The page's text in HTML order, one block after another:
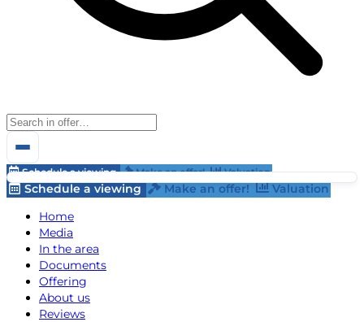
Schedule a viewing Make an offer! Valuation
Schedule a viewing Make an offer!
Valuation
Home
Media
In the area
Documents
Offering
About us
Reviews